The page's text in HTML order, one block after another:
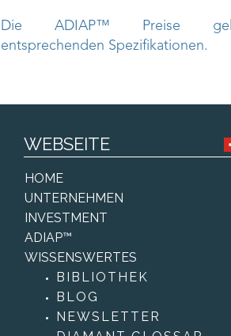
Die ADIAP™ Preise
entsprechenden Spezifikationen.
HOME
UNTERNEHMEN
INVESTMENT
ADIAP™
WISSENSWERTES
BIBLIOTHEK
BLOG
NEWSLETTER
WEBSEITE